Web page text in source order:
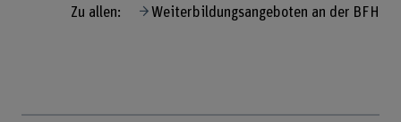
Zu allen: Weiterbildungsangeboten an der BFH